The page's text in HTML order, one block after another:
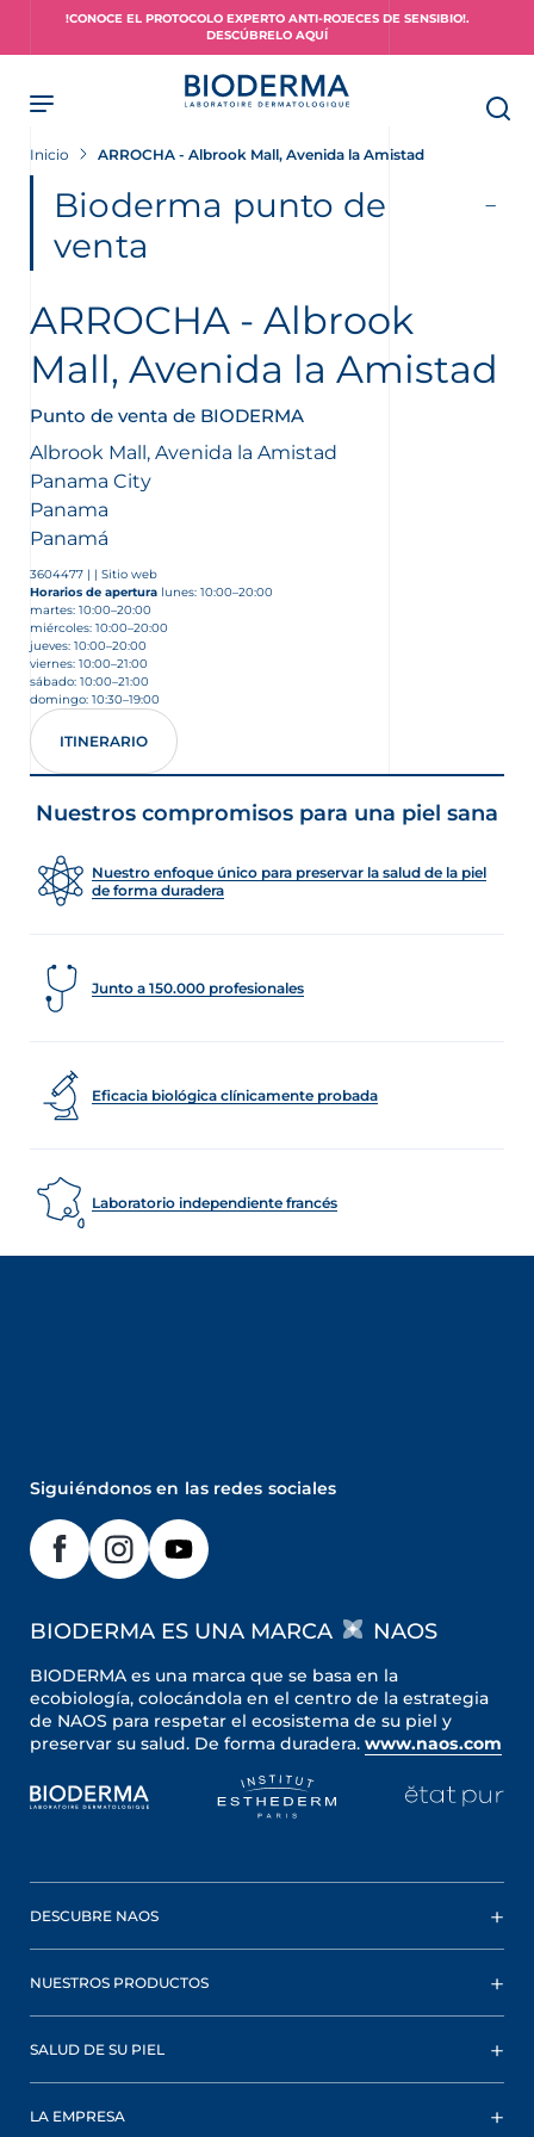
!CONOCE EL PROTOCOLO EXPERTO ANTI-ROJECES DE SENSIBIO!.
DESCÚBRELO AQUÍ
Inicio ARROCHA - Albrook Mall, Avenida la Amistad
Bioderma punto de
venta
ARROCHA - Albrook
Mall, Avenida la Amistad
Punto de venta de BIODERMA
Albrook Mall, Avenida la Amistad
Panama City
Panama
Panamá
3604477 | | Sitio web
Horarios de apertura lunes: 10:00–20:00
martes: 10:00–20:00
miércoles: 10:00–20:00
jueves: 10:00–20:00
viernes: 10:00–21:00
sábado: 10:00–21:00
domingo: 10:30–19:00
ITINERARIO
Nuestros compromisos para una piel sana
Nuestro enfoque único para preservar la salud de la piel
de forma duradera
Junto a 150.000 profesionales
Eficacia biológica clínicamente probada
Laboratorio independiente francés
Siguiéndonos en las redes sociales
BIODERMA ES UNA MARCA NAOS
BIODERMA es una marca que se basa en la
ecobiología, colocándola en el centro de la estrategia
de NAOS para respetar el ecosistema de su piel y
preservar su salud. De forma duradera. www.naos.com
DESCUBRE NAOS
NUESTROS PRODUCTOS
SALUD DE SU PIEL
LA EMPRESA